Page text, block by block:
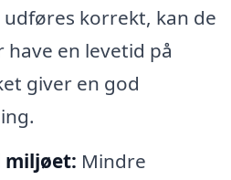
korrekt, kan de
en levetid på
giver en god
miljøet: Mindre